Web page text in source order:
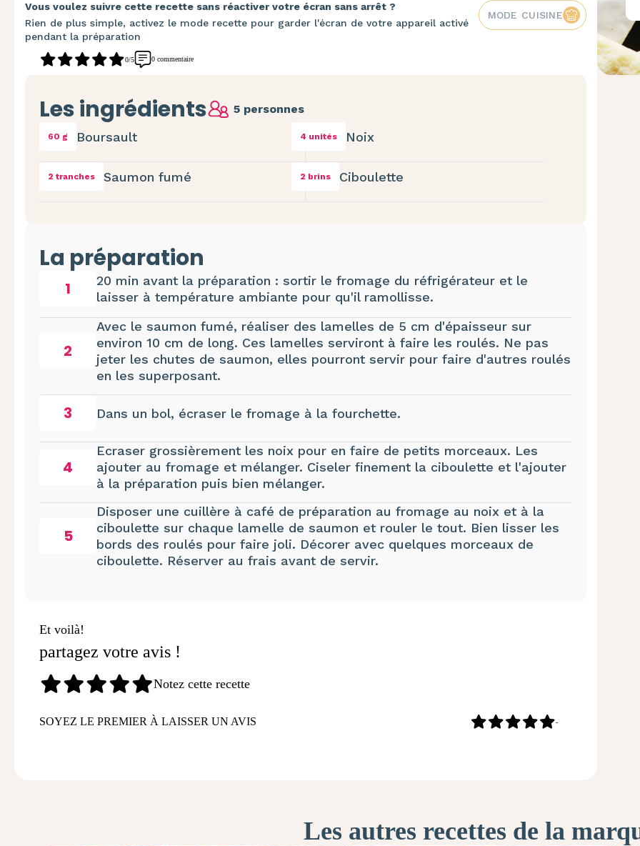
Vous voulez suivre cette recette sans réactiver votre écran sans arrêt ?
Rien de plus simple, activez le mode recette pour garder l'écran de votre appareil activé
pendant la préparation
MODE CUISINE
0/5 0 commentaire
Les ingrédients 5 personnes
60 g Boursault
2 tranches Saumon fumé
4 unités Noix
2 brins Ciboulette
La préparation
1
20 min avant la préparation : sortir le fromage du réfrigérateur et le
laisser à température ambiante pour qu'il ramollisse.
2
Avec le saumon fumé, réaliser des lamelles de 5 cm d'épaisseur sur
environ 10 cm de long. Ces lamelles serviront à faire les roulés. Ne pas
jeter les chutes de saumon, elles pourront servir pour faire d'autres roulés
en les superposant.
3 Dans un bol, écraser le fromage à la fourchette.
4
Ecraser grossièrement les noix pour en faire de petits morceaux. Les
ajouter au fromage et mélanger. Ciseler finement la ciboulette et l'ajouter
à la préparation puis bien mélanger.
5
Disposer une cuillère à café de préparation au fromage au noix et à la
ciboulette sur chaque lamelle de saumon et rouler le tout. Bien lisser les
bords des roulés pour faire joli. Décorer avec quelques morceaux de
ciboulette. Réserver au frais avant de servir.
Et voilà!
partagez votre avis !
Notez cette recette
SOYEZ LE PREMIER À LAISSER UN AVIS -
Les autres recettes de la